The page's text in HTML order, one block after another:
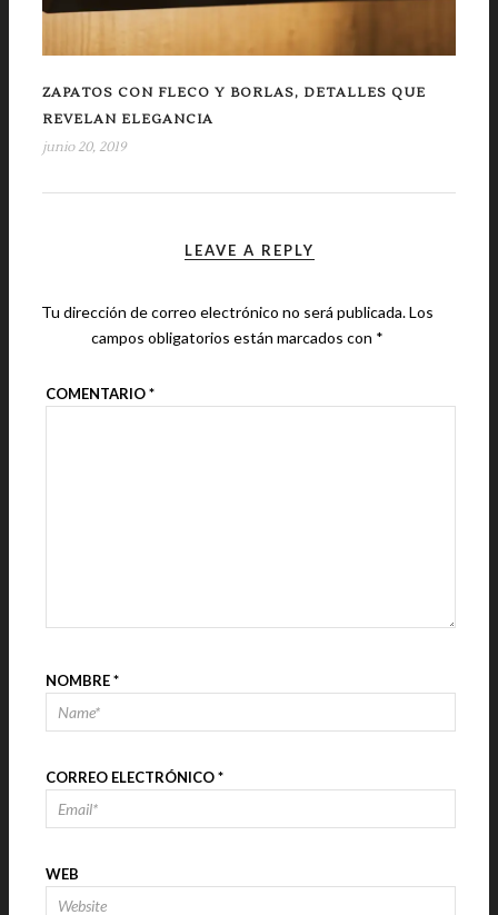
ZAPATOS CON FLECO Y BORLAS, DETALLES QUE
REVELAN ELEGANCIA
junio 20, 2019
LEAVE A REPLY
Tu dirección de correo electrónico no será publicada.Los
campos obligatorios están marcados con *
COMENTARIO*
NOMBRE*
CORREO ELECTRÓNICO*
WEB